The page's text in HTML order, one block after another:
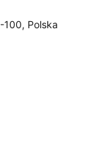
100, Polska